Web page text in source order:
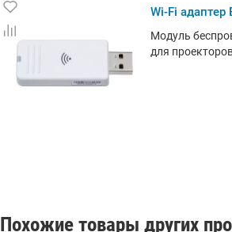
Wi-Fi адаптер
Модуль
для
Похожие товары других